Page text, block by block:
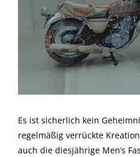
Es ist sicherlich kein
regelmäßig verrückte
auch die diesjährige Men’s